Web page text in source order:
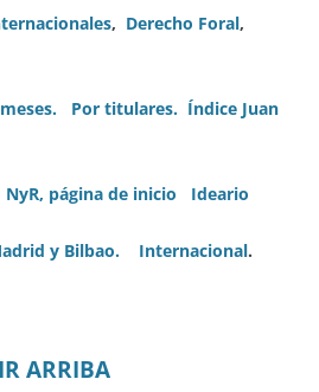
, Derecho Foral,
Por titulares. Índice Juan
NyR, página de inicio Ideario
y Bilbao. Internacional.
IR ARRIBA